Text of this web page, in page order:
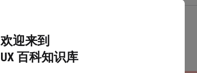
欢迎来到
UX 百科知识库